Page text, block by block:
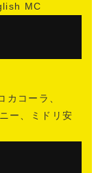
MC
カコーラ、
ー、ミドリ安